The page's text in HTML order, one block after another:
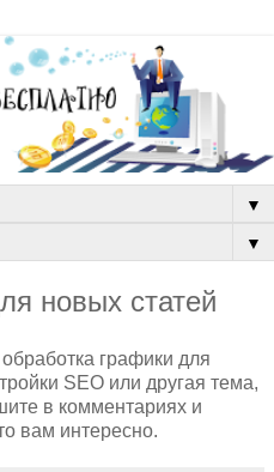
▼
▼
новых статей
графики для
SEO или другая тема,
в комментариях и
вам интересно.